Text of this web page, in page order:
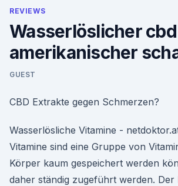
REVIEWS
Wasserlöslicher cbd
amerikanischer
GUEST
CBD Extrakte gegen Schmerzen?
Wasserlösliche Vitamine -
Vitamine sind eine Gruppe von
Körper kaum gespeichert werden
daher ständig zugeführt werden.